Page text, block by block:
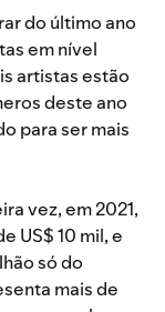
do último ano
em nível
artistas estão
deste ano
para ser mais
vez, em 2021,
US$ 10 mil, e
só do
mais de